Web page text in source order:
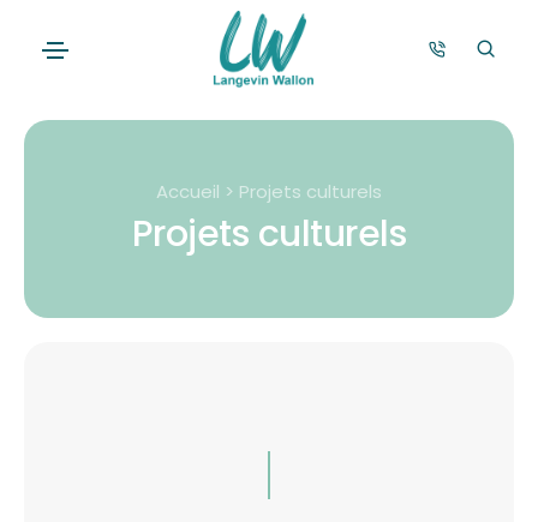
Accueil > Projets culturels
Projets culturels